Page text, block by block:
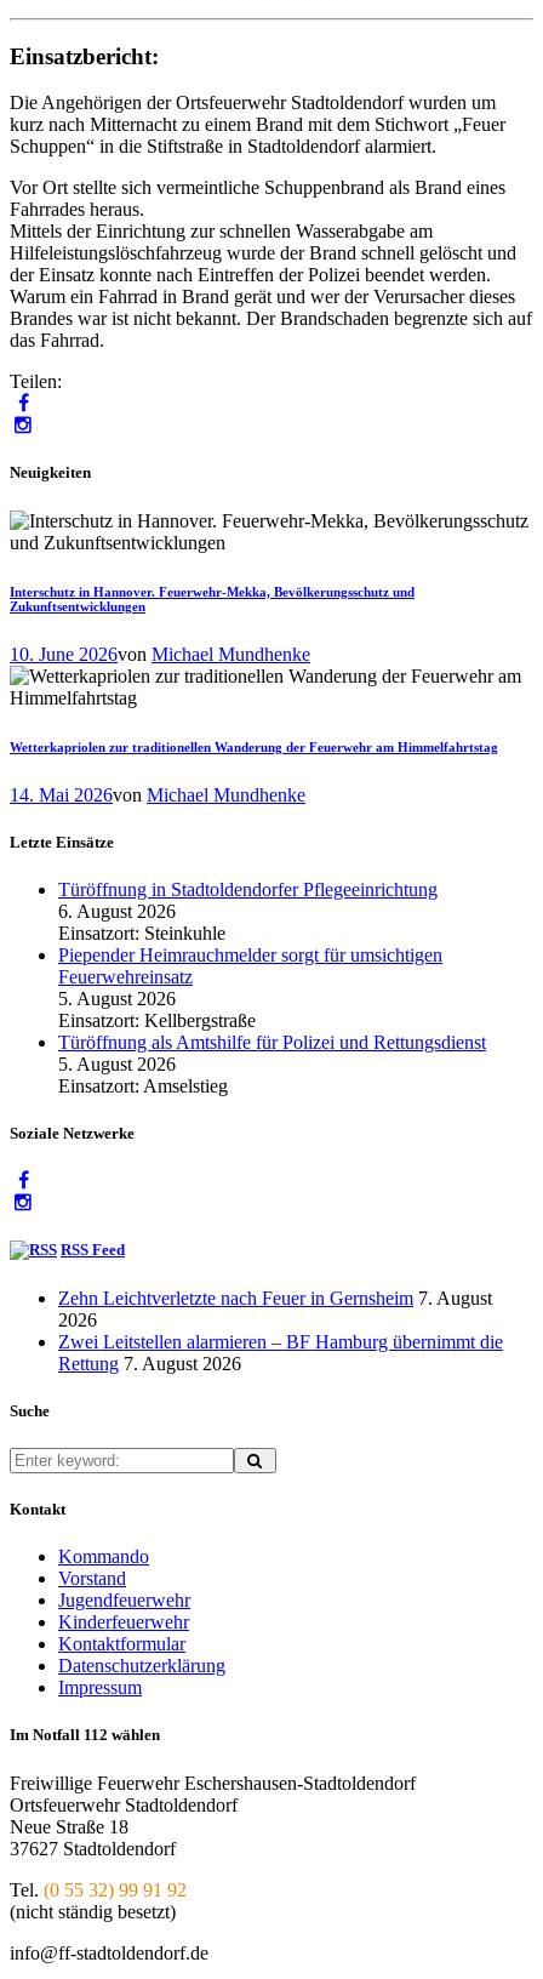
Einsatzbericht:
Die Angehörigen der Ortsfeuerwehr Stadtoldendorf wurden um
kurz nach Mitternacht zu einem Brand mit dem Stichwort „Feuer
Schuppen“ in die Stiftstraße in Stadtoldendorf alarmiert.
Vor Ort stellte sich vermeintliche Schuppenbrand als Brand eines
Fahrrades heraus.
Mittels der Einrichtung zur schnellen Wasserabgabe am
Hilfeleistungslöschfahrzeug wurde der Brand schnell gelöscht und
der Einsatz konnte nach Eintreffen der Polizei beendet werden.
Warum ein Fahrrad in Brand gerät und wer der Verursacher dieses
Brandes war ist nicht bekannt. Der Brandschaden begrenzte sich auf
das Fahrrad.
Teilen:
Neuigkeiten
Interschutz in Hannover. Feuerwehr-Mekka, Bevölkerungsschutz und
Zukunftsentwicklungen
10. June 2026von Michael Mundhenke
Wetterkapriolen zur traditionellen Wanderung der Feuerwehr am Himmelfahrtstag
14. Mai 2026von Michael Mundhenke
Letzte Einsätze
Türöffnung in Stadtoldendorfer Pflegeeinrichtung
6. August 2026
Einsatzort: Steinkuhle
Piepender Heimrauchmelder sorgt für umsichtigen
Feuerwehreinsatz
5. August 2026
Einsatzort: Kellbergstraße
Türöffnung als Amtshilfe für Polizei und Rettungsdienst
5. August 2026
Einsatzort: Amselstieg
Soziale Netzwerke
RSS Feed
Zehn Leichtverletzte nach Feuer in Gernsheim 7. August
2026
Zwei Leitstellen alarmieren – BF Hamburg übernimmt die
Rettung 7. August 2026
Suche
Kontakt
Kommando
Vorstand
Jugendfeuerwehr
Kinderfeuerwehr
Kontaktformular
Datenschutzerklärung
Impressum
Im Notfall 112 wählen
Freiwillige Feuerwehr Eschershausen-Stadtoldendorf
Ortsfeuerwehr Stadtoldendorf
Neue Straße 18
37627 Stadtoldendorf
Tel. (0 55 32) 99 91 92
(nicht ständig besetzt)
info@ff-stadtoldendorf.de